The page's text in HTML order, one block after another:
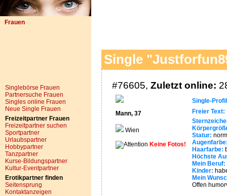
Frauen
Singlebörse Frauen
Partnersuche Frauen
Singles online Frauen
Neue Single Frauen
Freizeitpartner Frauen
Freizeitpartner suchen
Sportpartner
Urlaubspartner
Hobbypartner
Tanzpartner
Kurse-Bildungspartner
Kultur-Eventpartner
Erotikpartner finden
Seitensprung
Kontaktanzeigen
Single
#76605, Zuletzt online:
Mann, 37
Wien
Keine Fotos!
Single-
Freier Text:
Statur:
Haarfarbe:
Höchste
Mein Beruf:
Kinder:
Mein
Offen